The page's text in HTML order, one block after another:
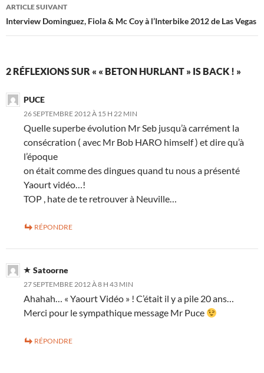
ARTICLE SUIVANT
Interview Dominguez, Fiola & Mc Coy à l’Interbike 2012 de Las Vegas
2 RÉFLEXIONS SUR « « BETON HURLANT » IS BACK ! »
PUCE
26 SEPTEMBRE 2012 À 15 H 22 MIN
Quelle superbe évolution Mr Seb jusqu’à carrément la
consécration ( avec Mr Bob HARO himself ) et dire qu’à
l’époque
on était comme des dingues quand tu nous a présenté
Yaourt vidéo…!
TOP , hate de te retrouver à Neuville…
RÉPONDRE
Satoorne
27 SEPTEMBRE 2012 À 8 H 43 MIN
Ahahah… « Yaourt Vidéo » ! C’était il y a pile 20 ans…
Merci pour le sympathique message Mr Puce
RÉPONDRE